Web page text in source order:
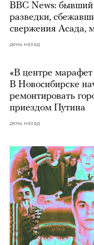
BBC News: бывший
разведки,
свержения Асада,
день назад
«В центре марафет
В Новосибирске
ремонтировать
приездом Путина
день назад